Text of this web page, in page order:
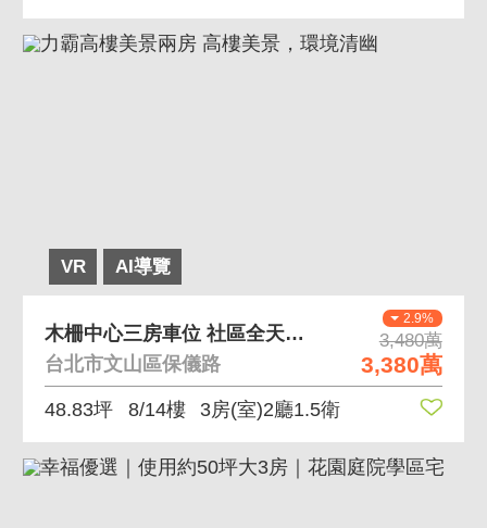
VR AI導覽
2.9%
3,480萬
3,380萬
木柵中心三房車位 社區全天候管理，未來捷運站旁
台北市文山區保儀路
48.83坪 8/14樓 3房(室)2廳1.5衛